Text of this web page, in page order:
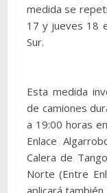
medida se
17 y jueves 18
Sur.
Esta medida
de camiones
a 19:00 horas
Enlace
Calera de
Norte (Entre
aplicará